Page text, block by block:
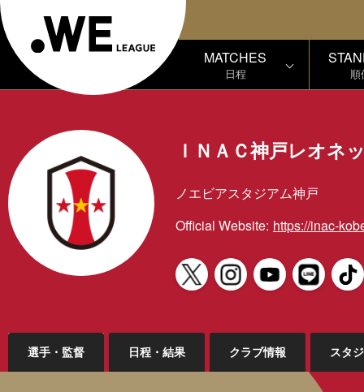
MATCHES
日程 順
ＩＮＡＣ神戸レオネ
ノエビアスタジアム神戸
Official Website: https://inac-
選手・監督 日程・結果 クラブ情報 スタ